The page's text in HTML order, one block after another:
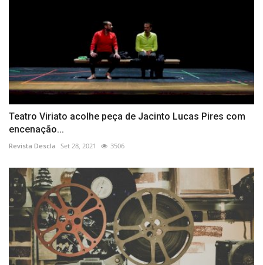
Teatro Viriato acolhe peça de Jacinto Lucas Pires com
encenação...
Revista Descla Set 28, 2021 3506